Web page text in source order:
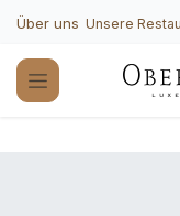
Zum Inhalt springen
Über uns Unsere